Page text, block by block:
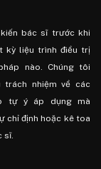
​​bác sĩ trước khi
kỳ liệu trình điều trị
nào. Chúng tôi
trách nhiệm về các
tự ý áp dụng mà
chỉ định hoặc kê toa
sĩ.